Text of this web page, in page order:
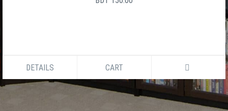
DETAILS CART